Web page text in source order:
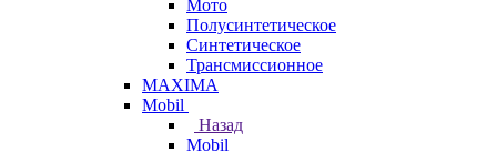
Мото
Полусинтетическое
Синтетическое
Трансмиссионное
MAXIMA
Mobil
Назад
Mobil